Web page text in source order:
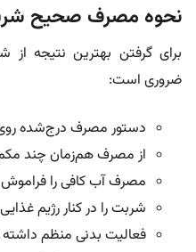
نحوه مصرف صحیح
برای گرفتن بهترین نتیجه از
ضروری است:
دستور مصرف درج‌شده روی
از مصرف هم‌زمان چند
مصرف آب کافی را فراموش
شربت را در کنار رژیم
فعالیت بدنی منظم داشته